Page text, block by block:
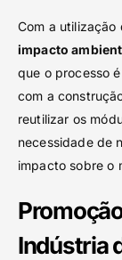
Com a utilização
impacto
que o processo
com a
reutilizar os
necessidade de
impacto sobre o
Indústria